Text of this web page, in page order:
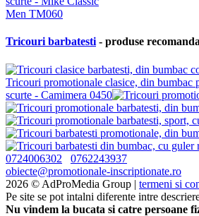
Tricouri barbatesti - produse
Tricouri promotionale clasice, din bumbac
scurte - Camimera 0450
0724006302
0762243937
obiecte@promotionale-inscriptionate.ro
2026 © AdProMedia Group | termeni si
Pe site se pot intalni diferente intre
Nu vindem la bucata si catre persoane